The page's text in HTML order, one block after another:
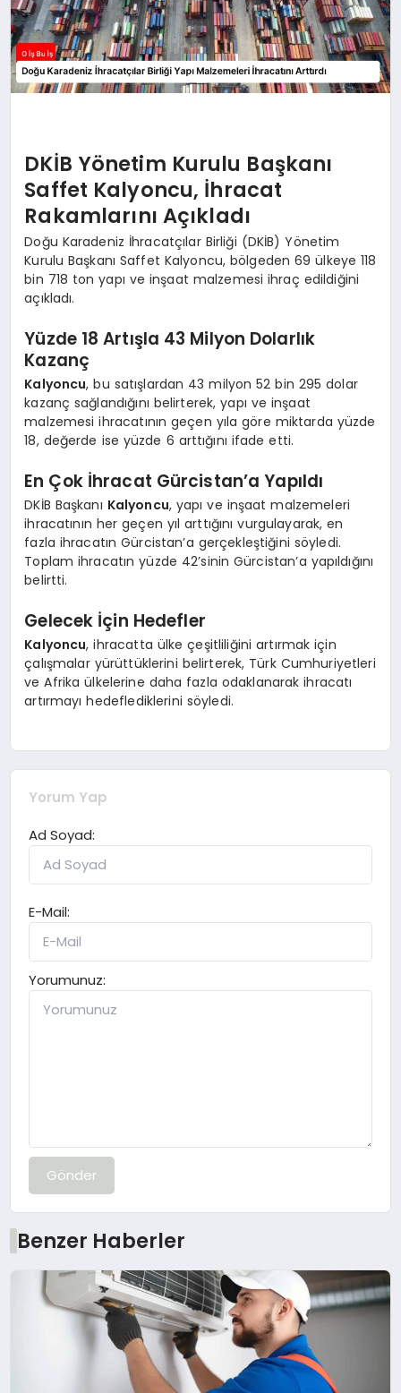
DKİB Yönetim Kurulu Başkanı
Saffet Kalyoncu, İhracat
Rakamlarını Açıkladı
Doğu Karadeniz İhracatçılar Birliği (DKİB) Yönetim
Kurulu Başkanı Saffet Kalyoncu, bölgeden 69 ülkeye 118
bin 718 ton yapı ve inşaat malzemesi ihraç edildiğini
açıkladı.
Yüzde 18 Artışla 43 Milyon Dolarlık
Kazanç
Kalyoncu, bu satışlardan 43 milyon 52 bin 295 dolar
kazanç sağlandığını belirterek, yapı ve inşaat
malzemesi ihracatının geçen yıla göre miktarda yüzde
18, değerde ise yüzde 6 arttığını ifade etti.
En Çok İhracat Gürcistan’a Yapıldı
DKİB Başkanı Kalyoncu, yapı ve inşaat malzemeleri
ihracatının her geçen yıl arttığını vurgulayarak, en
fazla ihracatın Gürcistan’a gerçekleştiğini söyledi.
Toplam ihracatın yüzde 42’sinin Gürcistan’a yapıldığını
belirtti.
Gelecek İçin Hedefler
Kalyoncu, ihracatta ülke çeşitliliğini artırmak için
çalışmalar yürüttüklerini belirterek, Türk Cumhuriyetleri
ve Afrika ülkelerine daha fazla odaklanarak ihracatı
artırmayı hedeflediklerini söyledi.
Yorum Yap
Ad Soyad:
E-Mail:
Yorumunuz:
Gönder
Benzer Haberler